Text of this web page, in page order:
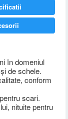
în domeniul
de schele.
conform
scari.
nituite pentru